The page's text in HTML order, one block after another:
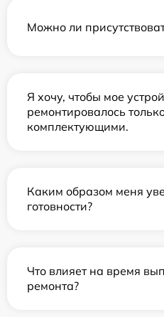
Можно ли
Я хочу, чтобы мое
ремонтировалось
комплектующими.
Каким образом меня
готовности?
Что влияет на время
ремонта?